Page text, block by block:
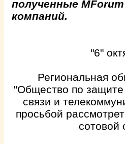
полученные
компаний.
"6"
Региональная
"Общество по защите
связи и
просьбой
сотовой